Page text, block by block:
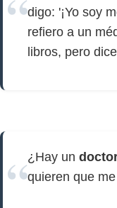
digo: '¡Yo soy
refiero a un
libros, pero
¿Hay un
quieren que